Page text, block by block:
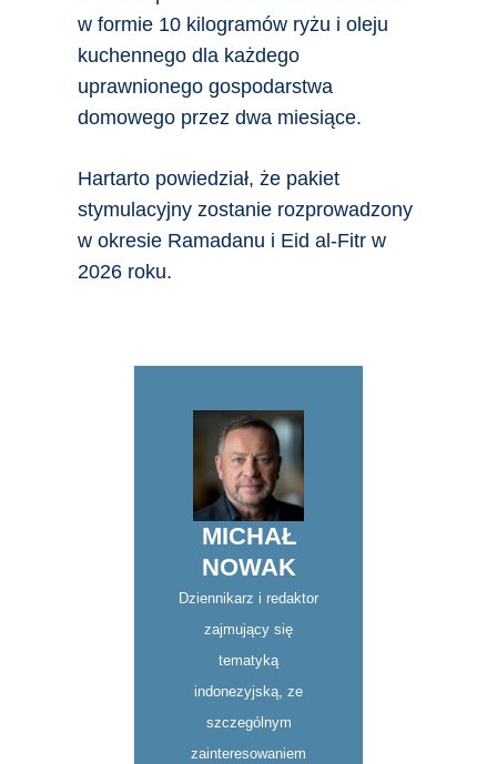
w formie 10 kilogramów ryżu i oleju
kuchennego dla każdego
uprawnionego gospodarstwa
domowego przez dwa miesiące.
Hartarto powiedział, że pakiet
stymulacyjny zostanie rozprowadzony
w okresie Ramadanu i Eid al-Fitr w
2026 roku.
MICHAŁ
NOWAK
Dziennikarz i redaktor
zajmujący się
tematyką
indonezyjską, ze
szczególnym
zainteresowaniem